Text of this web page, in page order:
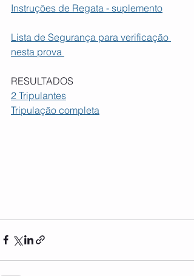
Instruções de Regata - suplemento
Lista de Segurança para verificação
nesta prova
RESULTADOS
2 Tripulantes
Tripulação completa